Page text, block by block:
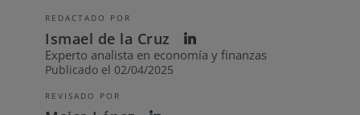
REDACTADO POR
Ismael de la Cruz
Experto analista en economía y finanzas
Publicado el 02/04/2025
REVISADO POR